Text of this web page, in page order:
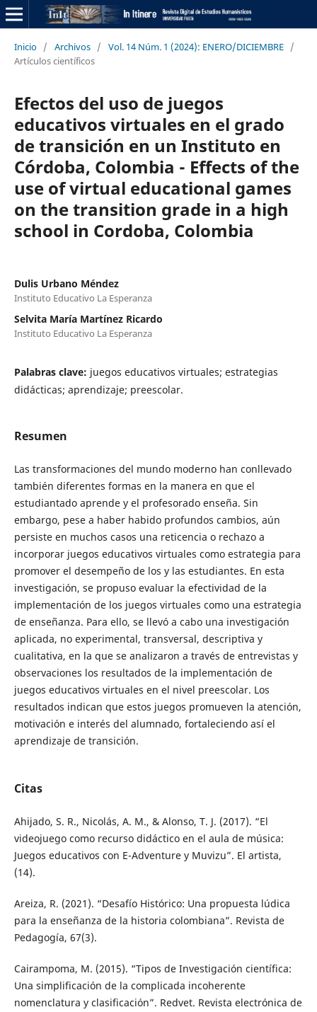
Inicio / Archivos / Vol. 14 Núm. 1 (2024): ENERO/DICIEMBRE /
Artículos científicos
Efectos del uso de juegos
educativos virtuales en el grado
de transición en un Instituto en
Córdoba, Colombia - Effects of the
use of virtual educational games
on the transition grade in a high
school in Cordoba, Colombia
Dulis Urbano Méndez
Instituto Educativo La Esperanza
Selvita María Martínez Ricardo
Instituto Educativo La Esperanza
Palabras clave: juegos educativos virtuales; estrategias
didácticas; aprendizaje; preescolar.
Resumen
Las transformaciones del mundo moderno han conllevado
también diferentes formas en la manera en que el
estudiantado aprende y el profesorado enseña. Sin
embargo, pese a haber habido profundos cambios, aún
persiste en muchos casos una reticencia o rechazo a
incorporar juegos educativos virtuales como estrategia para
promover el desempeño de los y las estudiantes. En esta
investigación, se propuso evaluar la efectividad de la
implementación de los juegos virtuales como una estrategia
de enseñanza. Para ello, se llevó a cabo una investigación
aplicada, no experimental, transversal, descriptiva y
cualitativa, en la que se analizaron a través de entrevistas y
observaciones los resultados de la implementación de
juegos educativos virtuales en el nivel preescolar. Los
resultados indican que estos juegos promueven la atención,
motivación e interés del alumnado, fortaleciendo así el
aprendizaje de transición.
Citas
Ahijado, S. R., Nicolás, A. M., & Alonso, T. J. (2017). “El
videojuego como recurso didáctico en el aula de música:
Juegos educativos con E-Adventure y Muvizu”. El artista,
(14).
Areiza, R. (2021). “Desafío Histórico: Una propuesta lúdica
para la enseñanza de la historia colombiana”. Revista de
Pedagogía, 67(3).
Cairampoma, M. (2015). “Tipos de Investigación científica:
Una simplificación de la complicada incoherente
nomenclatura y clasificación”. Redvet. Revista electrónica de